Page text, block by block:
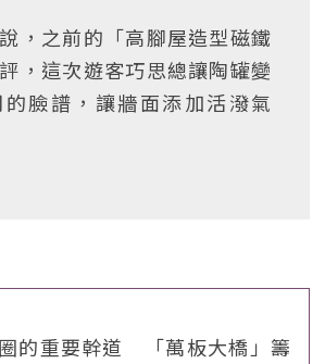
，之前的「高腳屋造型磁鐵
，這次遊客巧思總讓陶罐變
臉譜，讓牆面添加活潑氣
的重要幹道 「萬板大橋」籌